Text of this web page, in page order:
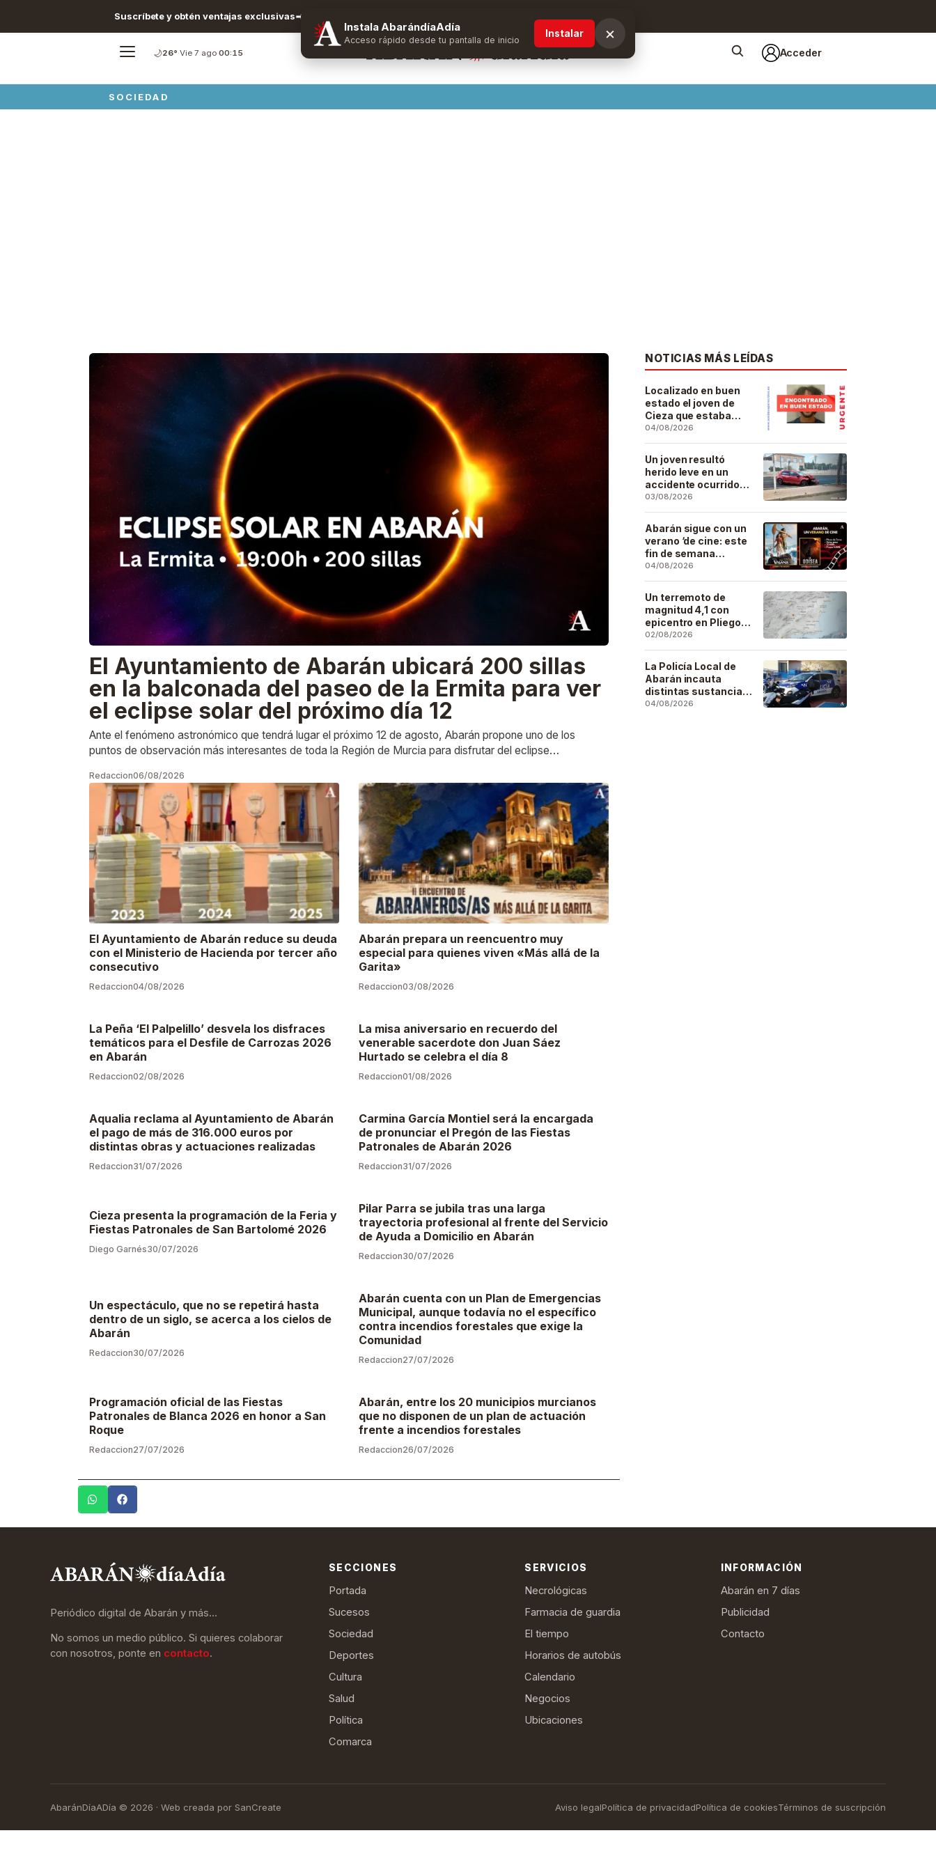
Suscríbete y obtén ventajas exclusivas
🌙26°·Vie 7 ago·00:15 Acceder
SOCIEDAD
El Ayuntamiento de Abarán ubicará 200 sillas
en la balconada del paseo de la Ermita para ver
el eclipse solar del próximo día 12
Ante el fenómeno astronómico que tendrá lugar el próximo 12 de agosto, Abarán propone uno de los
puntos de observación más interesantes de toda la Región de Murcia para disfrutar del eclipse…
Redaccion06/08/2026
El Ayuntamiento de Abarán reduce su deuda
con el Ministerio de Hacienda por tercer año
consecutivo
Redaccion04/08/2026
Abarán prepara un reencuentro muy
especial para quienes viven «Más allá de la
Garita»
Redaccion03/08/2026
La Peña ‘El Palpelillo’ desvela los disfraces
temáticos para el Desfile de Carrozas 2026
en Abarán
Redaccion02/08/2026
La misa aniversario en recuerdo del
venerable sacerdote don Juan Sáez
Hurtado se celebra el día 8
Redaccion01/08/2026
Aqualia reclama al Ayuntamiento de Abarán
el pago de más de 316.000 euros por
distintas obras y actuaciones realizadas
Redaccion31/07/2026
Carmina García Montiel será la encargada
de pronunciar el Pregón de las Fiestas
Patronales de Abarán 2026
Redaccion31/07/2026
Cieza presenta la programación de la Feria y
Fiestas Patronales de San Bartolomé 2026
Diego Garnés30/07/2026
Pilar Parra se jubila tras una larga
trayectoria profesional al frente del Servicio
de Ayuda a Domicilio en Abarán
Redaccion30/07/2026
Un espectáculo, que no se repetirá hasta
dentro de un siglo, se acerca a los cielos de
Abarán
Redaccion30/07/2026
Abarán cuenta con un Plan de Emergencias
Municipal, aunque todavía no el específico
contra incendios forestales que exige la
Comunidad
Redaccion27/07/2026
Programación oficial de las Fiestas
Patronales de Blanca 2026 en honor a San
Roque
Redaccion27/07/2026
Abarán, entre los 20 municipios murcianos
que no disponen de un plan de actuación
frente a incendios forestales
Redaccion26/07/2026
NOTICIAS MÁS LEÍDAS
Localizado en buen
estado el joven de
Cieza que estaba
desaparecido desde
el pasado 29 de julio
04/08/2026
Un joven resultó
herido leve en un
accidente ocurrido
este lunes en la
barriada de San José
Artesano
03/08/2026
Abarán sigue con un
verano ‘de cine: este
fin de semana
Vaiana… y después,
La Odisea
04/08/2026
Un terremoto de
magnitud 4,1 con
epicentro en Pliego
se deja sentir en
buena parte de la
región
02/08/2026
La Policía Local de
Abarán incauta
distintas sustancias
estupefacientes en
04/08/2026
Periódico digital de Abarán y más…
No somos un medio público. Si quieres colaborar
con nosotros, ponte en contacto.
SECCIONES
Portada
Sucesos
Sociedad
Deportes
Cultura
Salud
Política
Comarca
SERVICIOS
Necrológicas
Farmacia de guardia
El tiempo
Horarios de autobús
Calendario
Negocios
Ubicaciones
INFORMACIÓN
Abarán en 7 días
Publicidad
Contacto
AbaránDíaADía © 2026 · Web creada por SanCreate Aviso legalPolítica de privacidadPolítica de cookiesTérminos de suscripción
Instala AbarándíaAdía
Acceso rápido desde tu pantalla de inicio
Instalar ×